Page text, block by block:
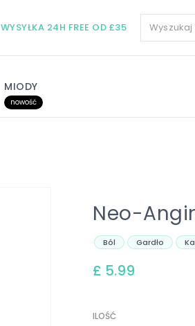
WYSYŁKA 24H FREE OD £35
MIODY
nowość
Neo-
Ból Gardło
£ 5.99
ILOŚĆ